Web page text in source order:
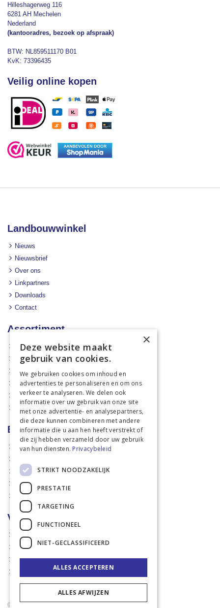
Hilleshagerweg 116
6281 AH Mechelen
Nederland
(kantooradres, bezoek op afspraak)
BTW: NL859511170 B01
KvK: 73396435
Veilig online kopen
Landbouwwinkel
Nieuws
Nieuwsbrief
Over ons
Linkpartners
Downloads
Contact
Assortiment
Aanbiedingen
Mechanisatie
Stal & Erf
Weidetechniek
Dierbenodigdheden
Actiefolders
Betalen en verzenden
Hoe bestellen?
Afhaalmogelijkheden
Verzendkosten
Retouren
Voorwaarden
Privacy policy & Cookies
Algemene voorwaarden
Garantie en klachten
© 2021 Rademaker Mechelen B.V. - Sinds 2005
×
Deze website maakt
gebruik van cookies.
We gebruiken cookies om inhoud en
advertenties te personaliseren en om ons
verkeer te analyseren. We delen ook
informatie over uw gebruik van onze site
met onze advertentie- en analysepartners,
die deze kunnen combineren met andere
informatie die u aan hen heeft verstrekt of
die zij hebben verzameld door uw gebruik
van hun diensten. Privacybeleid
STRIKT NOODZAKELIJK
PRESTATIE
TARGETING
FUNCTIONEEL
NIET-GECLASSIFICEERD
ALLES ACCEPTEREN
ALLES AFWIJZEN